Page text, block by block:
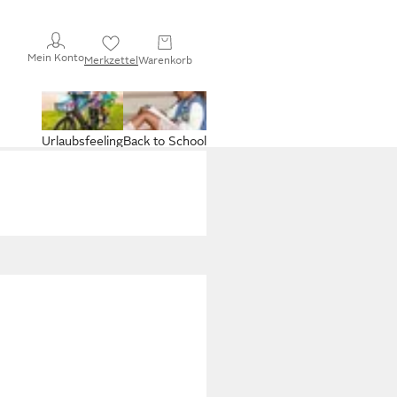
Mein KontoMerkzettelWarenkorb
Back to School
Urlaubsfeeling